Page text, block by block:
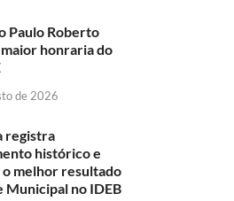
Paulo Roberto
honraria do
de 2026
registra
histórico e
o melhor resultado
Municipal no IDEB